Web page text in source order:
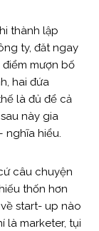
thành lập
ty, đăt ngay
mượn bố
hai đứa
là đủ để cả
này gia
nghĩa hiểu.
câu chuyện
thốn hơn
start- up nào
là marketer, tụi